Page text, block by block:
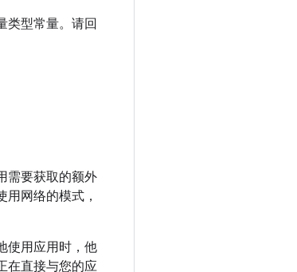
类型常量。请回
需要获取的额外
网络的模式，
使用应用时，他
在直接与您的应